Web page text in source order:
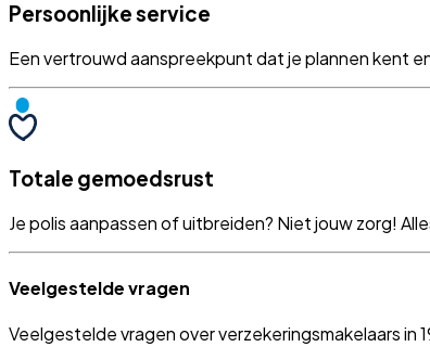
Persoonlijke service
Een vertrouwd aanspreekpunt dat je plannen kent
Totale gemoedsrust
Je polis aanpassen of uitbreiden? Niet jouw zorg!
Veelgestelde vragen
Veelgestelde vragen over verzekeringsmakelaars in